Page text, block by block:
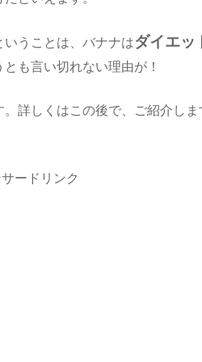
うことは、バナナはダイエッ
も言い切れない理由が！
詳しくはこの後で、ご紹介しま
ードリンク